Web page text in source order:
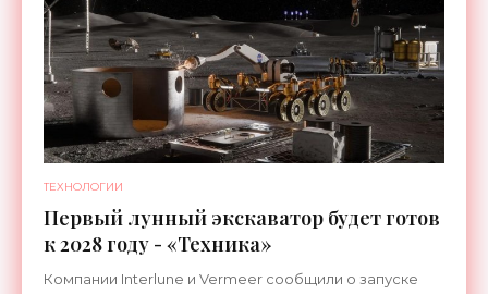
ТЕХНОЛОГИИ
Первый лунный экскаватор будет готов
к 2028 году - «Техника»
Компании Interlune и Vermeer сообщили о запуске